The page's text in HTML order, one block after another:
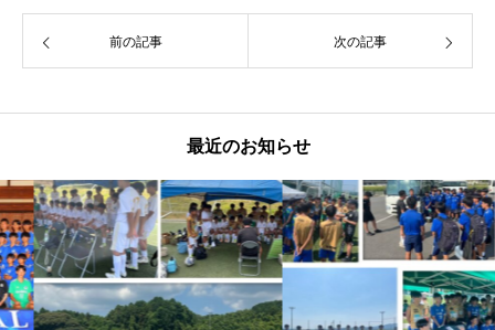
前の記事 次の記事
最近のお知らせ